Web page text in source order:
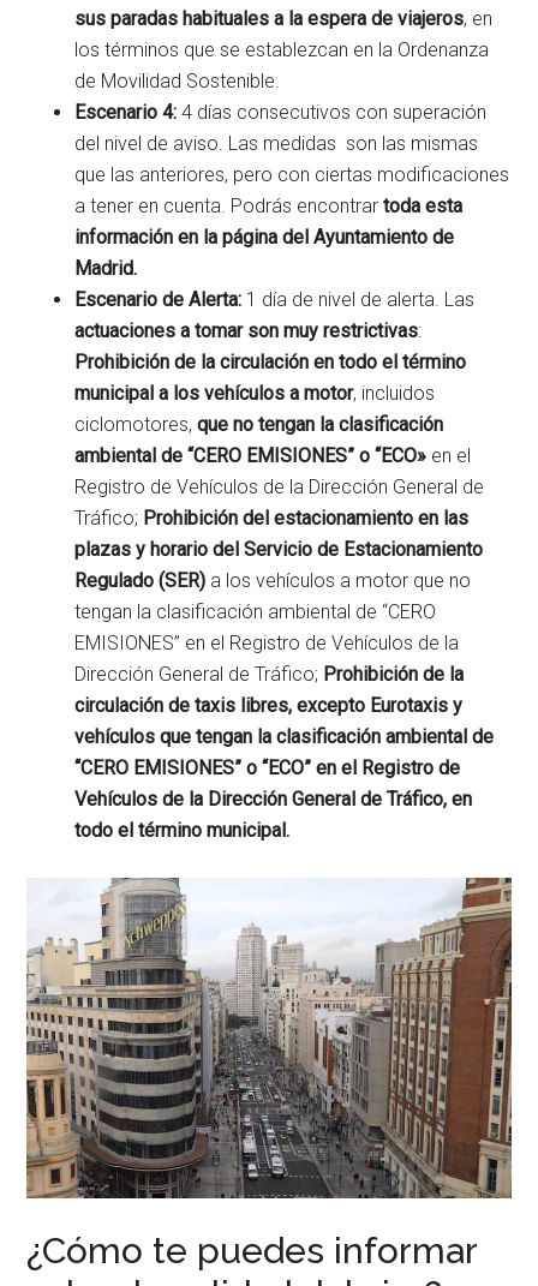
sus paradas habituales a la espera de viajeros, en
los términos que se establezcan en la Ordenanza
de Movilidad Sostenible.
Escenario 4: 4 días consecutivos con superación
del nivel de aviso. Las medidas son las mismas
que las anteriores, pero con ciertas modificaciones
a tener en cuenta. Podrás encontrar toda esta
información en la página del Ayuntamiento de
Madrid.
Escenario de Alerta: 1 día de nivel de alerta. Las
actuaciones a tomar son muy restrictivas:
Prohibición de la circulación en todo el término
municipal a los vehículos a motor, incluidos
ciclomotores,que no tengan la clasificación
ambiental de “CERO EMISIONES” o “ECO» en el
Registro de Vehículos de la Dirección General de
Tráfico; Prohibición del estacionamiento en las
plazas y horario del Servicio de Estacionamiento
Regulado (SER) a los vehículos a motor que no
tengan la clasificación ambiental de “CERO
EMISIONES” en el Registro de Vehículos de la
Dirección General de Tráfico; Prohibición de la
circulación de taxis libres, excepto Eurotaxis y
vehículos que tengan la clasificación ambiental de
“CERO EMISIONES” o “ECO” en el Registro de
Vehículos de la Dirección General de Tráfico, en
todo el término municipal.
¿Cómo te puedes informar